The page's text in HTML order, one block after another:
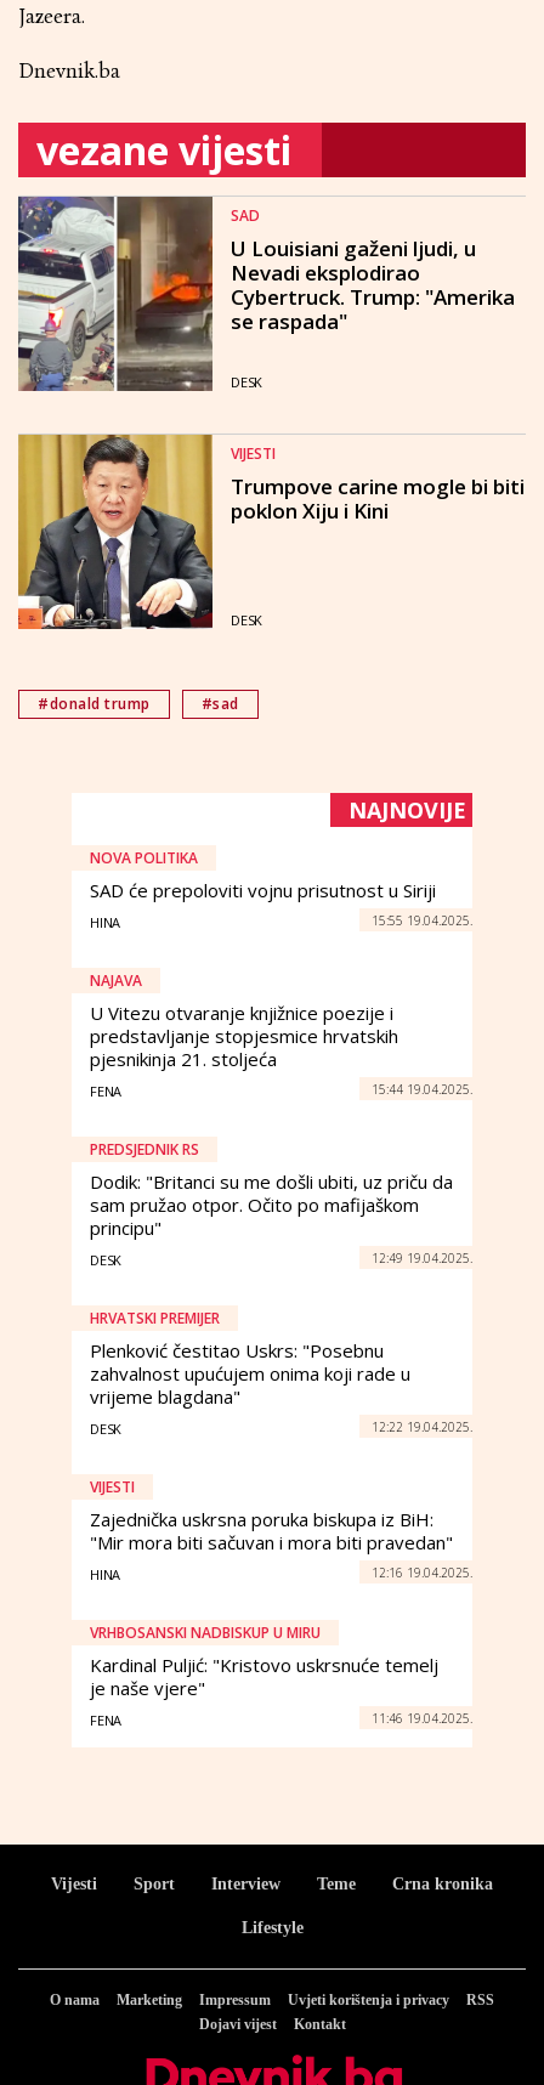
Jazeera.
Dnevnik.ba
vezane vijesti
SAD
U Louisiani gaženi ljudi, u
Nevadi eksplodirao
Cybertruck. Trump: "Amerika
se raspada"
DESK
VIJESTI
Trumpove carine mogle bi biti
poklon Xiju i Kini
DESK
#donald trump #sad
NAJNOVIJE
NOVA POLITIKA
SAD će prepoloviti vojnu prisutnost u Siriji
HINA 15:55 19.04.2025.
NAJAVA
U Vitezu otvaranje knjižnice poezije i
predstavljanje stopjesmice hrvatskih
pjesnikinja 21. stoljeća
FENA 15:44 19.04.2025.
PREDSJEDNIK RS
Dodik: "Britanci su me došli ubiti, uz priču da
sam pružao otpor. Očito po mafijaškom
principu"
DESK 12:49 19.04.2025.
HRVATSKI PREMIJER
Plenković čestitao Uskrs: "Posebnu
zahvalnost upućujem onima koji rade u
vrijeme blagdana"
DESK 12:22 19.04.2025.
VIJESTI
Zajednička uskrsna poruka biskupa iz BiH:
"Mir mora biti sačuvan i mora biti pravedan"
HINA 12:16 19.04.2025.
VRHBOSANSKI NADBISKUP U MIRU
Kardinal Puljić: "Kristovo uskrsnuće temelj
je naše vjere"
FENA 11:46 19.04.2025.
Vijesti Sport Interview Teme Crna kronika
Lifestyle
O nama Marketing Impressum Uvjeti korištenja i privacy
RSS
Dojavi vijest
Kontakt